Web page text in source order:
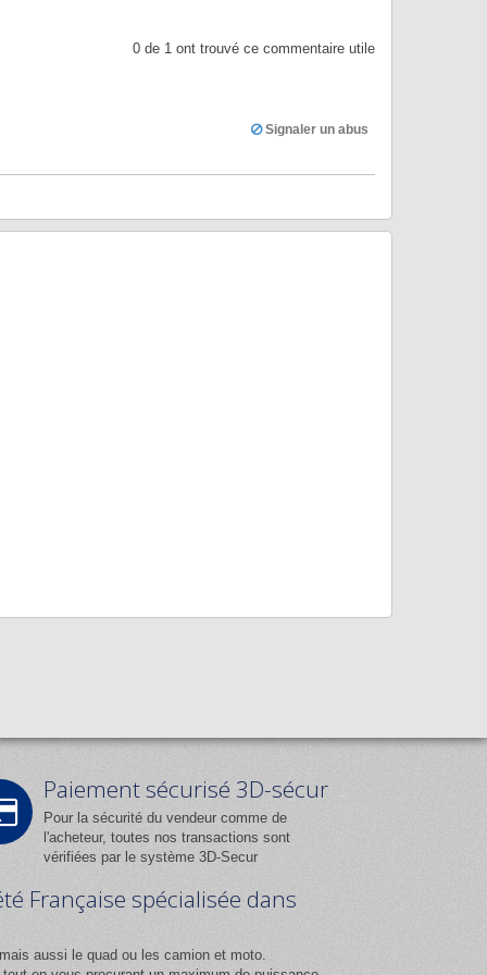
0de 1ont trouvé ce commentaire utile
Signaler un abus
Paiement sécurisé 3D-sécur
Pour la sécurité du vendeur comme de
l'acheteur, toutes nos transactions sont
vérifiées par le système 3D-Secur
Française spécialisée dans
aussi le quad ou les camion et moto.